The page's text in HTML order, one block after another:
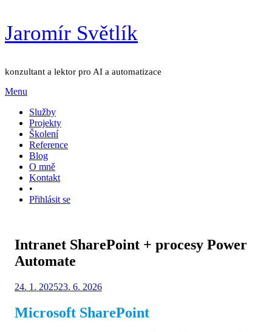
Přejít
k
Jaromír Světlík
konzultant a lektor pro AI a automatizace
Menu
Služby
Projekty
Školení
Reference
Blog
O mně
Kontakt
•
Přihlásit se
Intranet SharePoint + procesy Power
Automate
Autor Jaromír Světlík
Zveřejněno
24. 1. 202523. 6. 2026
Microsoft SharePoint